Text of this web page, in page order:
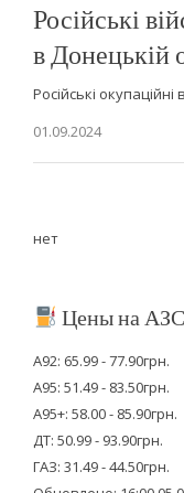
Російські
в Донецькій
Російські
01.09.2024
нет
Цены на
А92: 65.99 - 77.90грн.
А95: 51.49 - 83.50грн.
А95+: 58.00 - 85.90грн.
ДТ: 50.99 - 93.90грн.
ГАЗ: 31.49 - 44.50грн.